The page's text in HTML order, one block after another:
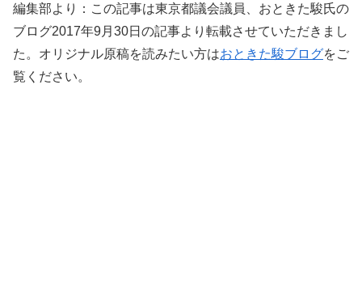
編集部より：この記事は東京都議会議員、おときた駿氏の
ブログ2017年9月30日の記事より転載させていただきまし
た。オリジナル原稿を読みたい方はおときた駿ブログをご
覧ください。